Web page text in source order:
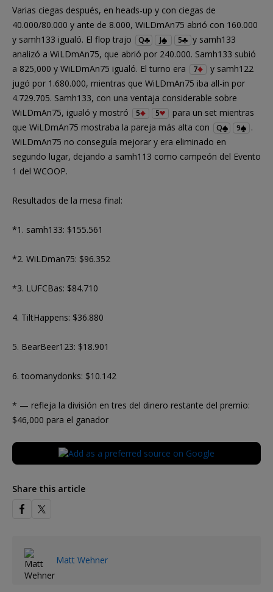
Varias ciegas después, en heads-up y con ciegas de
40.000/80.000 y ante de 8.000, WiLDmAn75 abrió con 160.000
y samh133 igualó. El flop trajo
Q J 5
y samh133
analizó a WiLDmAn75, que abrió por 240.000. Samh133 subió
a 825,000 y WiLDmAn75 igualó. El turno era
7
y samh122
jugó por 1.680.000, mientras que WiLDmAn75 iba all-in por
4.729.705. Samh133, con una ventaja considerable sobre
WiLDmAn75, igualó y mostró
5 5
para un set mientras
que WiLDmAn75 mostraba la pareja más alta con
Q 9
.
WiLDmAn75 no conseguía mejorar y era eliminado en
segundo lugar, dejando a samh113 como campeón del Evento
1 del WCOOP.
Resultados de la mesa final:
*1. samh133: $155.561
*2. WiLDman75: $96.352
*3. LUFCBas: $84.710
4. TiltHappens: $36.880
5. BearBeer123: $18.901
6. toomanydonks: $10.142
* — refleja la división en tres del dinero restante del premio:
$46,000 para el ganador
Share this article
Matt Wehner